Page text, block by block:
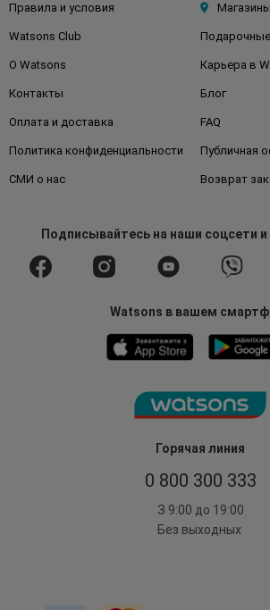
Горячая линия
0 800 300 333
З 9:00 до 19:00
Без выходных
Правила и условия Магазины
Watsons Club
О Watsons Карьера в
Контакты Блог
Оплата и доставка FAQ
Политика конфиденциальности Публичная
СМИ о нас Возврат
Подписывайтесьна наши соцсети
Watsons в вашем